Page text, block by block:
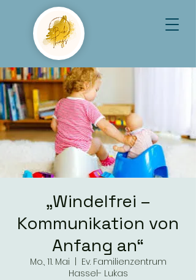
„Windelfrei –
Kommunikation von
Anfang an“
Mo., 11. Mai
Ev. Familienzentrum
Hassel- Lukas